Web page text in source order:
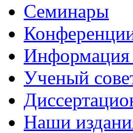
Семинары
Ученый
Наши